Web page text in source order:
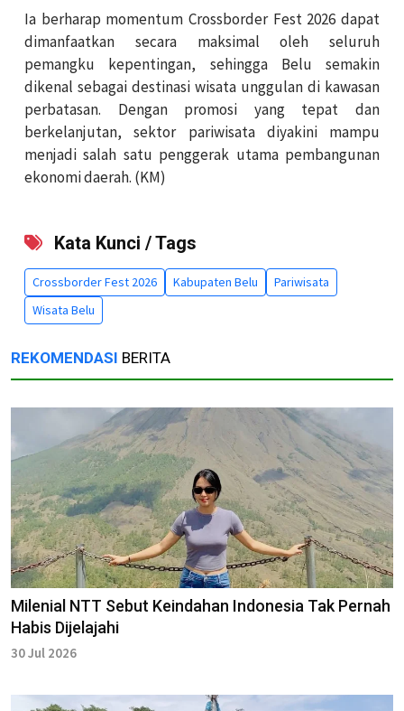
Ia berharap momentum Crossborder Fest 2026 dapat
dimanfaatkan secara maksimal oleh seluruh
pemangku kepentingan, sehingga Belu semakin
dikenal sebagai destinasi wisata unggulan di kawasan
perbatasan. Dengan promosi yang tepat dan
berkelanjutan, sektor pariwisata diyakini mampu
menjadi salah satu penggerak utama pembangunan
ekonomi daerah. (KM)
Kata Kunci / Tags
Crossborder Fest 2026 Kabupaten Belu
Pariwisata
Wisata Belu
REKOMENDASI BERITA
Milenial NTT Sebut Keindahan Indonesia Tak Pernah
Habis Dijelajahi
30 Jul 2026